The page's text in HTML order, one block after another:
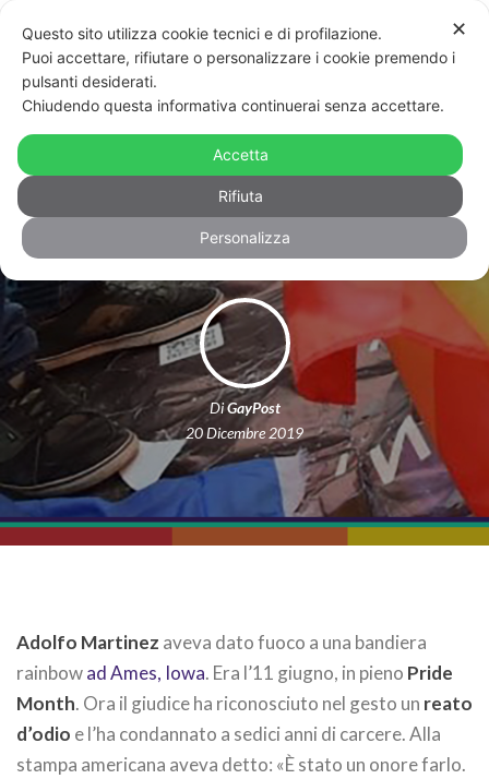
Bruciò bandiera rainbow:
condannato a 16 anni per crimine
d’odio
DiGayPost
20 Dicembre 2019
Adolfo Martinez aveva dato fuoco a una bandiera
rainbowad Ames, Iowa. Era l’11 giugno, in pieno Pride
Month. Ora il giudice ha riconosciuto nel gesto un reato
d’odio e l’ha condannato a sedici anni di carcere. Alla
stampa americana aveva detto: «È stato un onore farlo.
✕
Questo sito utilizza cookie tecnici e di profilazione.
Puoi accettare, rifiutare o personalizzare i cookie premendo i
pulsanti desiderati.
Chiudendo questa informativa continuerai senza accettare.
Accetta
Rifiuta
Personalizza